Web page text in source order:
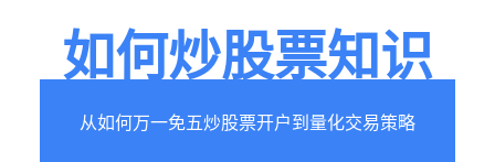
如何炒股票知识
从如何万一免五炒股票开户到量化交易策略